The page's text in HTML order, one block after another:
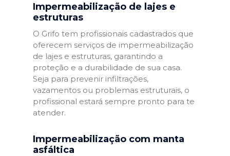
Impermeabilização de lajes e
estruturas
O Grifo tem profissionais cadastrados que
oferecem serviços de impermeabilização
de lajes e estruturas, garantindo a
proteção e a durabilidade de sua casa.
Seja para prevenir infiltrações,
vazamentos ou problemas estruturais, o
profissional estará sempre pronto para te
atender.
Impermeabilização com manta
asfáltica